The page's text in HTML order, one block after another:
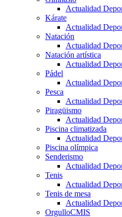
Actualidad
Kárate
Actualidad
Natación
Actualidad
Natación artística
Actualidad
Pádel
Actualidad
Pesca
Actualidad
Piragüismo
Actualidad
Piscina climatizada
Actualidad
Piscina olímpica
Senderismo
Actualidad
Tenis
Actualidad
Tenis de mesa
Actualidad
OrgulloCMIS